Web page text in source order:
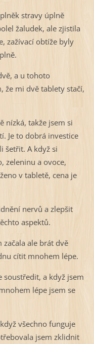
stravy úplně
žaludek, ale zjistila
zažívací obtíže byly
a u tohoto
že mi dvě tablety stačí,
nízká, takže jsem si
Je to dobrá investice
šetřit. A když si
zeleninu a ovoce,
v tabletě, cena je
nervů a zlepšit
aspektů.
začala ale brát dvě
cítit mnohem lépe.
soustředit, a když jsem
lépe jsem se
všechno funguje
jsem zklidnit